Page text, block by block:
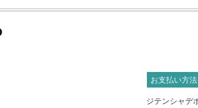
お支払い方法
ジテンシャデ